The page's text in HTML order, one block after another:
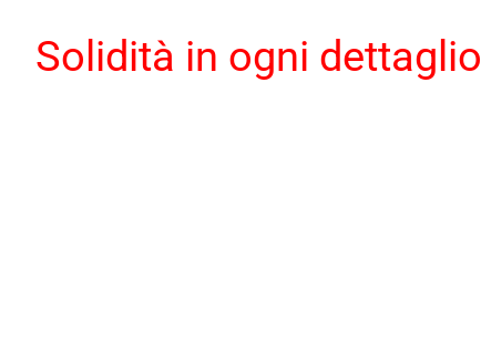
Solidità in ogni dettaglio